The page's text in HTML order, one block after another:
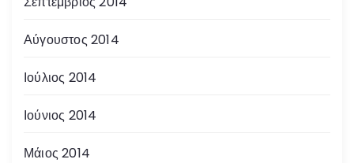
Αύγουστος 2014
Ιούλιος 2014
Ιούνιος 2014
Μάιος 2014